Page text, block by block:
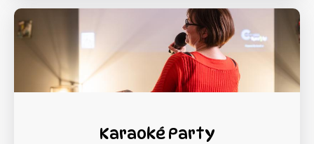
Karaoké Party